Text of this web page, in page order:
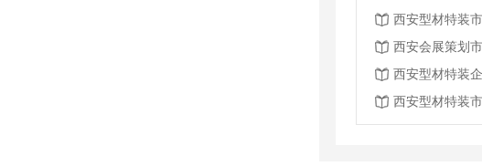
西安型材特装
西安会展策划
西安型材特装
西安型材特装